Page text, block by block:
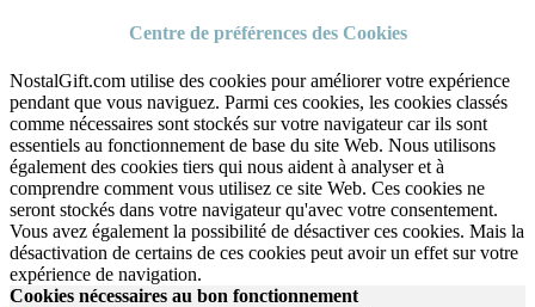
Centre de préférences des Cookies
NostalGift.com utilise des cookies pour améliorer votre expérience
pendant que vous naviguez. Parmi ces cookies, les cookies classés
comme nécessaires sont stockés sur votre navigateur car ils sont
essentiels au fonctionnement de base du site Web. Nous utilisons
également des cookies tiers qui nous aident à analyser et à
comprendre comment vous utilisez ce site Web. Ces cookies ne
seront stockés dans votre navigateur qu'avec votre consentement.
Vous avez également la possibilité de désactiver ces cookies. Mais la
désactivation de certains de ces cookies peut avoir un effet sur votre
expérience de navigation.
Cookies nécessaires au bon fonctionnement